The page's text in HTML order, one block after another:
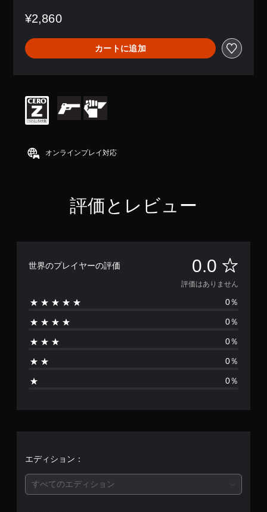
あ
ま
せ
ん
¥2,860
カートに追加
オンラインプレイ対応
評価とレビュー
世界のプレイヤーの評価 0.0 評
価
は
あ
ま
評価はありません
0％
0％
0％
0％
0％
エディション：
すべてのエディション